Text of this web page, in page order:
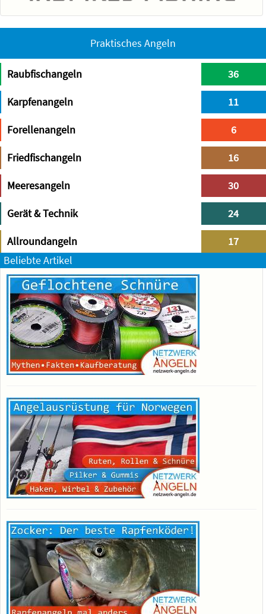
Praktisches Angeln
Raubfischangeln 36
Karpfenangeln 11
Forellenangeln 6
Friedfischangeln 16
Meeresangeln 30
Gerät & Technik 24
Allroundangeln
17
Beliebte Artikel